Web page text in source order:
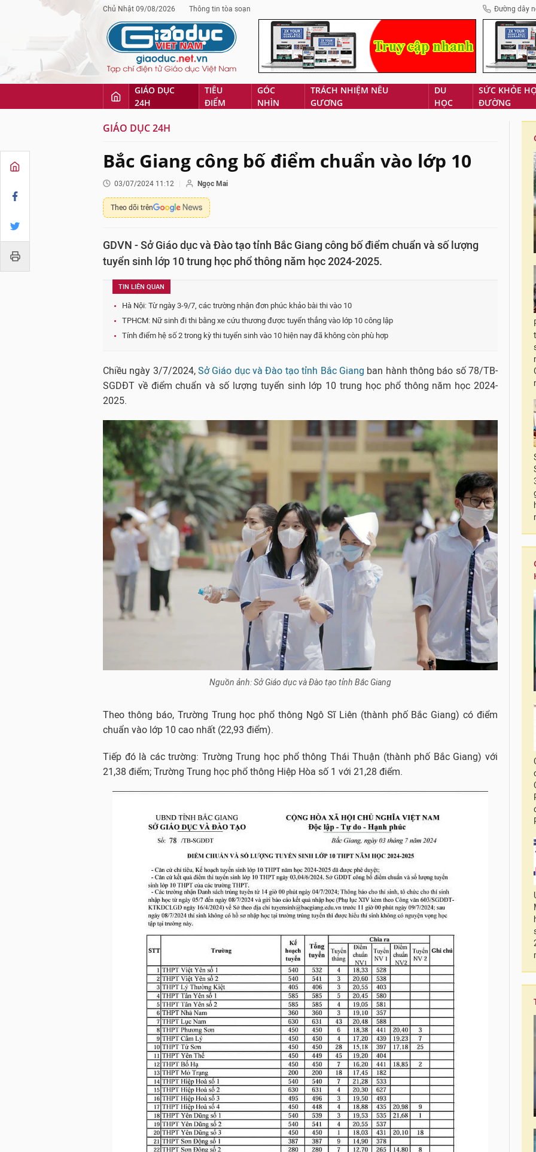
Chủ Nhật 09/08/2026 Thông tin tòa soạn Đường dây
GIÁO DỤC
24H
TIÊU
ĐIỂM
GÓC
NHÌN
TRÁCH NHIỆM NÊU
GƯƠNG
DU
HỌC
SỨC KHỎE
ĐƯỜNG
GIÁO DỤC 24H
Bắc Giang công bố điểm chuẩn vào lớp 10
03/07/2024 11:12 Ngọc Mai
Theo dõi trên
GDVN - Sở Giáo dục và Đào tạo tỉnh Bắc Giang công bố điểm chuẩn và số lượng
tuyển sinh lớp 10 trung học phổ thông năm học 2024-2025.
TIN LIÊN QUAN
Hà Nội: Từ ngày 3-9/7, các trường nhận đơn phúc khảo bài thi vào 10
TPHCM: Nữ sinh đi thi bằng xe cứu thương được tuyển thẳng vào lớp 10 công lập
Tính điểm hệ số 2 trong kỳ thi tuyển sinh vào 10 hiện nay đã không còn phù hợp
Chiều ngày 3/7/2024,Sở Giáo dục và Đào tạo tỉnh Bắc Giang ban hành thông báo số 78/TB-
SGDĐT về điểm chuẩn và số lượng tuyển sinh lớp 10 trung học phổ thông năm học 2024-
2025.
Nguồn ảnh: Sở Giáo dục và Đào tạo tỉnh Bắc Giang
Theo thông báo, Trường Trung học phổ thông Ngô Sĩ Liên (thành phố Bắc Giang) có điểm
chuẩn vào lớp 10 cao nhất (22,93 điểm).
Tiếp đó là các trường: Trường Trung học phổ thông Thái Thuận (thành phố Bắc Giang) với
21,38 điểm; Trường Trung học phổ thông Hiệp Hòa số 1 với 21,28 điểm.